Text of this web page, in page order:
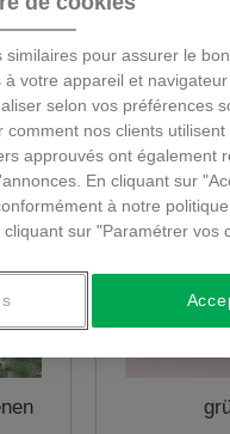
pour assurer le
votre appareil et
selon vos préférences
nos clients
approuvés ont également
En cliquant sur
à notre
sur "Paramétrer vos